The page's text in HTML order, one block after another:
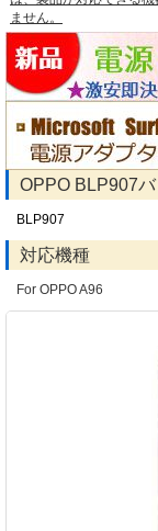
ません。
OPPO BLP907
BLP907
対応機種
For OPPO A96